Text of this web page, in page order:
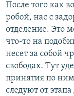
После того как
робой, нас с
отделение. Это
что-то на
несет за собой
свободах. Тут
принятия по
следуют от